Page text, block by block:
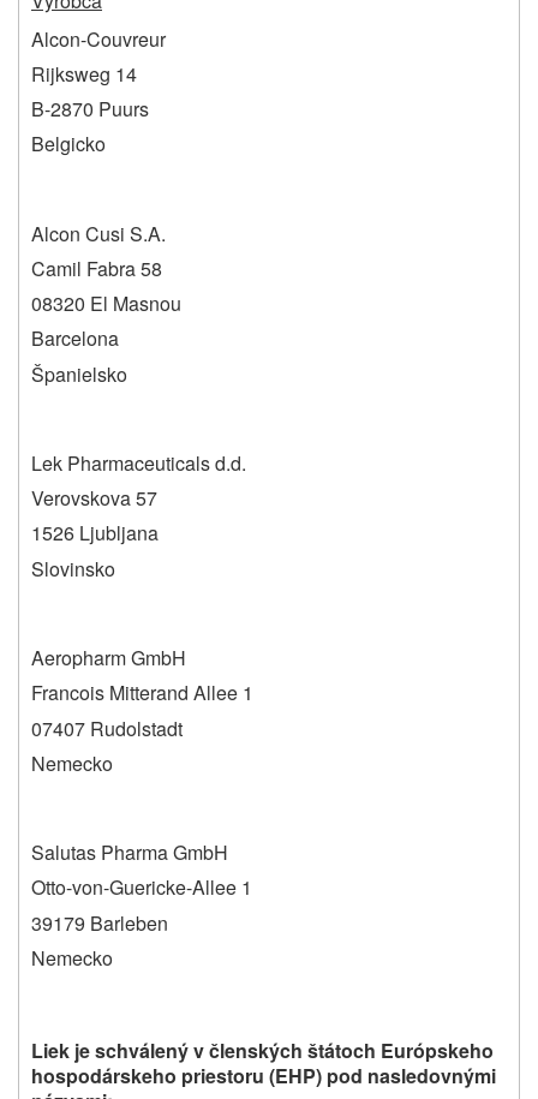
Alcon-Couvreur
Rijksweg 14
B-2870 Puurs
Belgicko
Alcon Cusi S.A.
Camil Fabra 58
08320 El Masnou
Barcelona
Španielsko
Lek Pharmaceuticals d.d.
Verovskova 57
1526 Ljubljana
Slovinsko
Aeropharm GmbH
Francois Mitterand Allee 1
07407 Rudolstadt
Nemecko
Salutas Pharma GmbH
Otto-von-Guericke-Allee 1
39179 Barleben
Nemecko
Liek je schválený v členských štátoch Európskeho
hospodárskeho priestoru (EHP) pod nasledovnými